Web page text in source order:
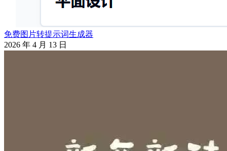
免费图片转提示词生成器
2026 年 4 月 13 日